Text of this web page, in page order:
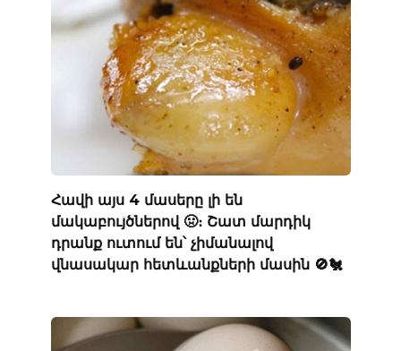
Հավի այս 4 մասերը լի են
մակաբույծներով 🤢։ Շատ մարդիկ
դրանք ուտում են՝ չիմանալով
վնասակար հետևանքների մասին 🚫🐔